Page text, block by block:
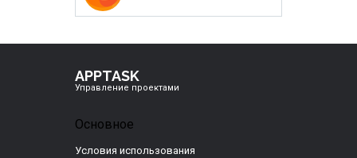
APPTASK
Управление проектами
Основное
Условия использования